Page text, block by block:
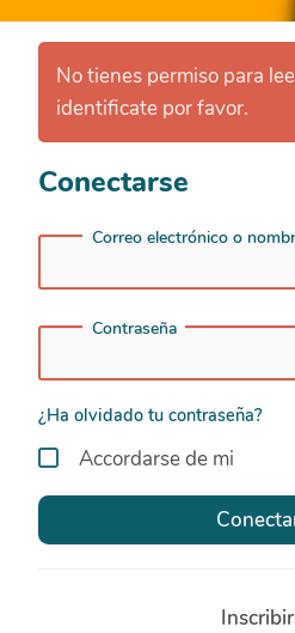
No tienes permiso para
identificate por favor.
Conectarse
Correo electrónico o
Contraseña
¿Ha olvidado tu contraseña?
Accordarse de mi